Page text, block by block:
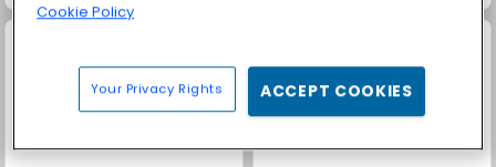
Cookie Policy
Your Privacy Rights ACCEPT COOKIES